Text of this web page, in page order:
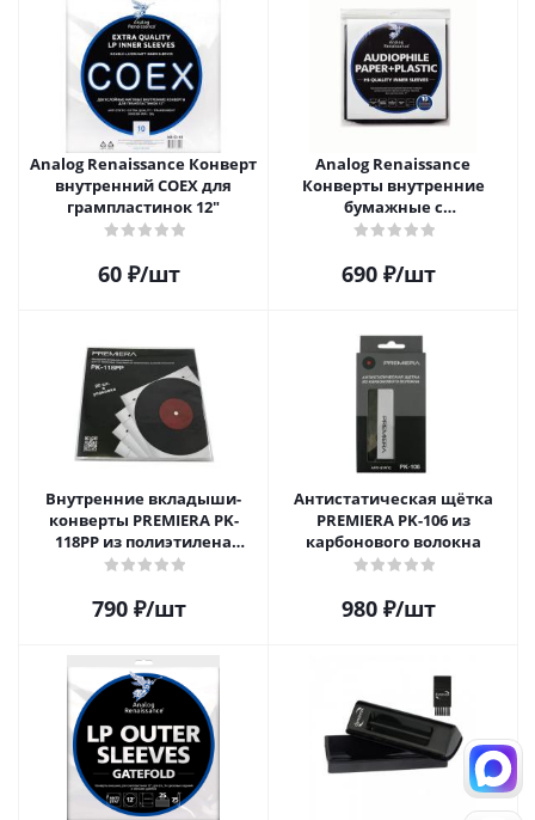
Analog Renaissance Конверт
внутренний COEX для
грампластинок 12"
60 ₽/шт
Analog Renaissance
Конверты внутренние
бумажные с
антистатическим пакетом
Audiophile Paper+Plastic (10
690 ₽/шт
Внутренние вкладыши-
конверты PREMIERA PK-
118PP из полиэтилена
высокой плотности для 12"
шт.
790 ₽/шт
Антистатическая щётка
PREMIERA PK-106 из
карбонового волокна
980 ₽/шт